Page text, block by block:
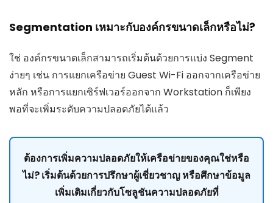
Segmentation เหมาะกับองค์กรขนาดเล็กหรือไม่?
ใช่ องค์กรขนาดเล็กสามารถเริ่มต้นด้วยการแบ่ง Segment
ง่ายๆ เช่น การแยกเครือข่าย Guest Wi-Fi ออกจากเครือข่าย
หลัก หรือการแยกเซิร์ฟเวอร์ออกจาก Workstation ก็เพียง
พอที่จะเพิ่มระดับความปลอดภัยได้แล้ว
ต้องการเพิ่มความปลอดภัยให้เครือข่ายของคุณใช่หรือ
ไม่? เริ่มต้นด้วยการปรึกษาผู้เชี่ยวชาญ หรือศึกษาข้อมูล
เพิ่มเติมเกี่ยวกับโซลูชันความปลอดภัยที่